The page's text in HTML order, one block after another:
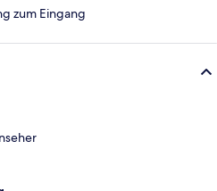
zum Eingang